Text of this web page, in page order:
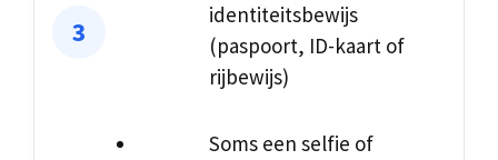
identiteitsbewijs
(paspoort, ID-kaart of
rijbewijs)
Soms een selfie of